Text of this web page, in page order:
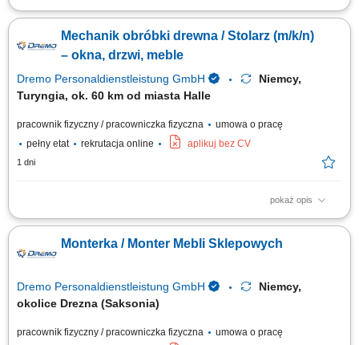
Obowiązki: Przygotowywanie i organizacja procesów pracy – od cięcia po
wytycznymi i rysunkiem technicznym; Praca w produkcji jednostkowej i
seryjnej; Obsługa nowoczesnych maszyn do obróbki drewna;
Mechanik obróbki drewna / Stolarz (m/k/n)
– okna, drzwi, meble
Dremo Personaldienstleistung GmbH
Niemcy,
Turyngia, ok. 60 km od miasta Halle
pracownik fizyczny / pracowniczka fizyczna
umowa o pracę
pełny etat
rekrutacja online aplikuj bez CV
1 dni
pokaż opis
Obowiązki: Cięcie elementów ram oraz płyt według wytycznych;
elementów oraz składanie konstrukcji; Naprawa i konserwacja okien,
drzwi oraz mebli; Montaż okuć do okien i drzwi oraz ich wymiana;
Monterka / Monter Mebli Sklepowych
Dremo Personaldienstleistung GmbH
Niemcy,
okolice Drezna (Saksonia)
pracownik fizyczny / pracowniczka fizyczna
umowa o pracę